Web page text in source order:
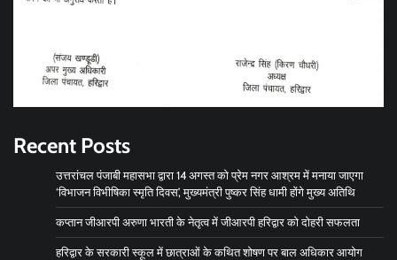
Recent Posts
उत्तरांचल पंजाबी महासभा द्वारा 14 अगस्त को प्रेम नगर आश्रम में मनाया जाएगा
‘विभाजन विभीषिका स्मृति दिवस’, मुख्यमंत्री पुष्कर सिंह धामी होंगे मुख्य अतिथि
कप्तान जीआरपी अरुणा भारती के नेतृत्व में जीआरपी हरिद्वार को दोहरी सफलता
हरिद्वार के सरकारी स्कूल में छात्राओं के कथित शोषण पर बाल अधिकार आयोग